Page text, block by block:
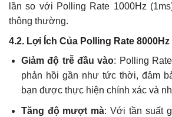
lần so với Polling Rate 1000Hz
thông thường.
4.2. Lợi Ích Của Polling Rate 8000Hz
Giảm độ trễ đầu vào: Polling
phản hồi gần như tức thời, đảm
bạn được thực hiện chính xác và
Tăng độ mượt mà: Với tần suất